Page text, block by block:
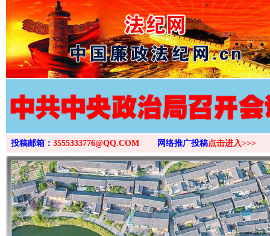
>
投稿邮箱： 3555333776@QQ.COM 网络推广投稿点击进入>>>